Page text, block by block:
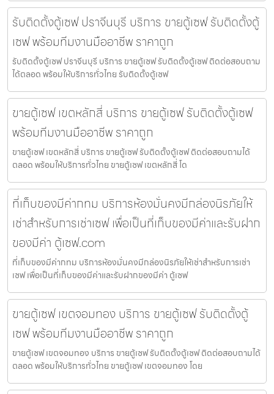
รับติดตั้งตู้เซฟ ปราจีนบุรี บริการ ขายตู้เซฟ รับติดตั้งตู้
เซฟ พร้อมทีมงานมืออาชีพ ราคาถูก
รับติดตั้งตู้เซฟ ปราจีนบุรี บริการ ขายตู้เซฟ รับติดตั้งตู้เซฟ ติดต่อสอบถาม
ได้ตลอด พร้อมให้บริการทั่วไทย รับติดตั้งตู้เซฟ
ขายตู้เซฟ เขตหลักสี่ บริการ ขายตู้เซฟ รับติดตั้งตู้เซฟ
พร้อมทีมงานมืออาชีพ ราคาถูก
ขายตู้เซฟ เขตหลักสี่ บริการ ขายตู้เซฟ รับติดตั้งตู้เซฟ ติดต่อสอบถามได้
ตลอด พร้อมให้บริการทั่วไทย ขายตู้เซฟ เขตหลักสี่ โด
ที่เก็บของมีค่ากทม บริการห้องมั่นคงมีกล่องนิรภัยให้
เช่าสำหรับการเช่าเซฟ เพื่อเป็นที่เก็บของมีค่าและรับฝาก
ของมีค่า ตู้เซฟ.com
ที่เก็บของมีค่ากทม บริการห้องมั่นคงมีกล่องนิรภัยให้เช่าสำหรับการเช่า
เซฟ เพื่อเป็นที่เก็บของมีค่าและรับฝากของมีค่า ตู้เซฟ
ขายตู้เซฟ เขตจอมทอง บริการ ขายตู้เซฟ รับติดตั้งตู้
เซฟ พร้อมทีมงานมืออาชีพ ราคาถูก
ขายตู้เซฟ เขตจอมทอง บริการ ขายตู้เซฟ รับติดตั้งตู้เซฟ ติดต่อสอบถามได้
ตลอด พร้อมให้บริการทั่วไทย ขายตู้เซฟ เขตจอมทอง โดย